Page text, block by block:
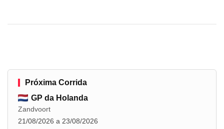
Próxima Corrida
GP da Holanda
Zandvoort
21/08/2026 a 23/08/2026